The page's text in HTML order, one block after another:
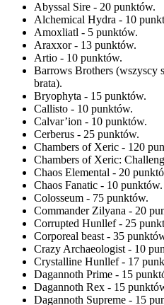
Abyssal Sire - 20 punktów.
Alchemical Hydra - 10
Amoxliatl - 5 punktów.
Araxxor - 13 punktów.
Artio - 10 punktów.
Barrows Brothers (wszyscy
brata).
Bryophyta - 15 punktów.
Callisto - 10 punktów.
Calvar’ion - 10 punktów.
Cerberus - 25 punktów.
Chambers of Xeric - 120
Chambers of Xeric:
Chaos Elemental - 20
Chaos Fanatic - 10 punktów.
Colosseum - 75 punktów.
Commander Zilyana - 20
Corrupted Hunllef - 25
Corporeal beast - 35
Crazy Archaeologist - 10
Crystalline Hunllef - 17
Dagannoth Prime - 15
Dagannoth Rex - 15
Dagannoth Supreme - 15